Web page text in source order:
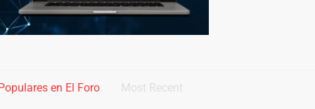
en El Foro Most Recent